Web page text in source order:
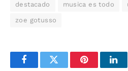
destacado musica es todo
zoe gotusso
FacebookTwitter Pinterest